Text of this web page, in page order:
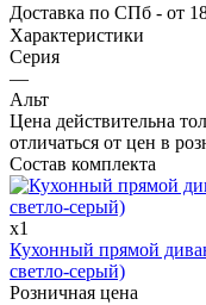
Доставка по СПб - от
Характеристики
Серия
—
Альт
Цена действительна
отличаться от цен в
Состав комплекта
x1
Кухонный прямой
светло-серый)
Розничная цена